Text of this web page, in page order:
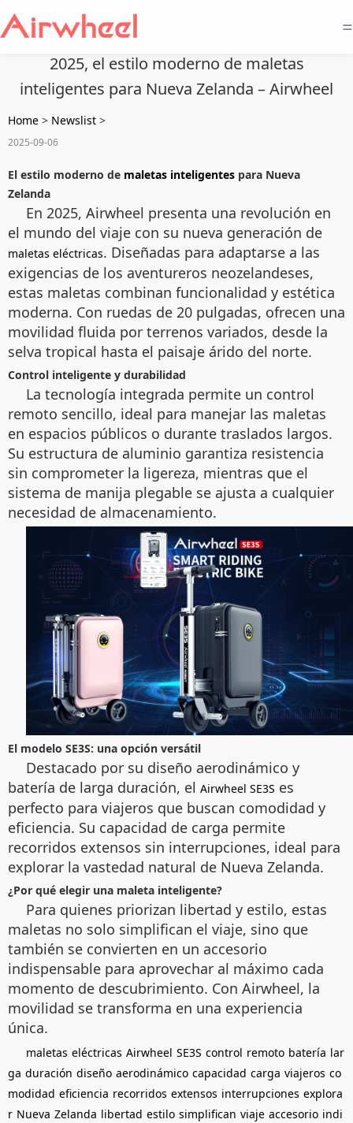
=
2025, el estilo moderno de maletas
inteligentes para Nueva Zelanda – Airwheel
Home > Newslist >
2025-09-06
El estilo moderno de maletas inteligentes para Nueva
Zelanda
En 2025, Airwheel presenta una revolución en
el mundo del viaje con su nueva generación de
maletas eléctricas. Diseñadas para adaptarse a las
exigencias de los aventureros neozelandeses,
estas maletas combinan funcionalidad y estética
moderna. Con ruedas de 20 pulgadas, ofrecen una
movilidad fluida por terrenos variados, desde la
selva tropical hasta el paisaje árido del norte.
Control inteligente y durabilidad
La tecnología integrada permite un control
remoto sencillo, ideal para manejar las maletas
en espacios públicos o durante traslados largos.
Su estructura de aluminio garantiza resistencia
sin comprometer la ligereza, mientras que el
sistema de manija plegable se ajusta a cualquier
necesidad de almacenamiento.
El modelo SE3S: una opción versátil
Destacado por su diseño aerodinámico y
batería de larga duración, el Airwheel SE3S es
perfecto para viajeros que buscan comodidad y
eficiencia. Su capacidad de carga permite
recorridos extensos sin interrupciones, ideal para
explorar la vastedad natural de Nueva Zelanda.
¿Por qué elegir una maleta inteligente?
Para quienes priorizan libertad y estilo, estas
maletas no solo simplifican el viaje, sino que
también se convierten en un accesorio
indispensable para aprovechar al máximo cada
momento de descubrimiento. Con Airwheel, la
movilidad se transforma en una experiencia
única.
maletas eléctricas Airwheel SE3S control remoto batería lar
ga duración diseño aerodinámico capacidad carga viajeros co
modidad eficiencia recorridos extensos interrupciones explora
r Nueva Zelanda libertad estilo simplifican viaje accesorio indi